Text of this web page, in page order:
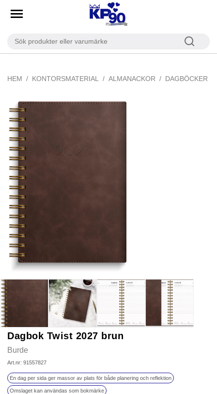
HEM KONTORSMATERIAL ALMANACKOR DAGBÖCKER
Dagbok Twist 2027 brun
Burde
Art.nr: 91557827
En dag per sida ger massor av plats för både planering och reflektion
Omslaget kan användas som bokmärke